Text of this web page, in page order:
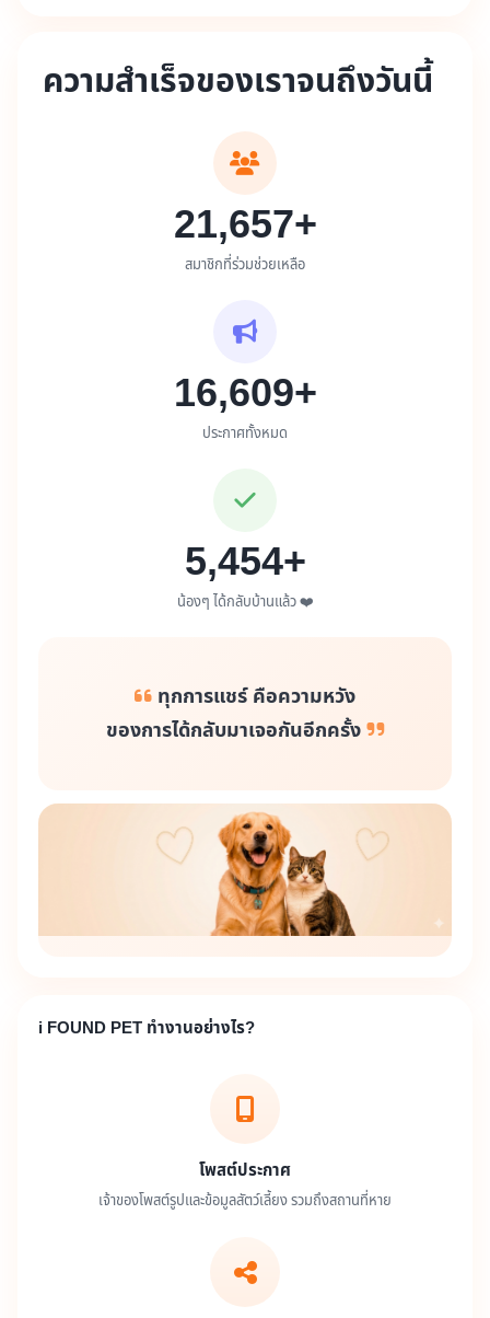
ความสำเร็จของเราจนถึงวันนี้
21,657+
สมาชิกที่ร่วมช่วยเหลือ
16,609+
ประกาศทั้งหมด
5,454+
น้องๆ ได้กลับบ้านแล้ว ❤️
ทุกการแชร์ คือความหวัง
ของการได้กลับมาเจอกันอีกครั้ง
i FOUND PET ทำงานอย่างไร?
โพสต์ประกาศ
เจ้าของโพสต์รูปและข้อมูลสัตว์เลี้ยง รวมถึงสถานที่หาย